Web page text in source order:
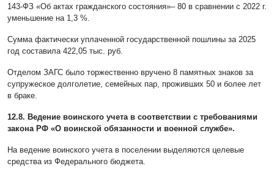
143-ФЗ «Об актах гражданского состояния»– 80 в сравнении с 2022 г.
уменьшение на 1,3 %.
Сумма фактически уплаченной государственной пошлины за 2025
год составила 422,05 тыс. руб.
Отделом ЗАГС было торжественно вручено 8 памятных знаков за
супружеское долголетие, семейных пар, проживших 50 и более лет
в браке.
12.8. Ведение воинского учета в соответствии с требованиями
закона РФ «О воинской обязанности и военной службе».
На ведение воинского учета в поселении выделяются целевые
средства из Федерального бюджета.